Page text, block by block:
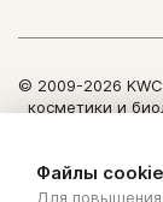
© 2009-2026
косметики и
Файлы cookie
Для